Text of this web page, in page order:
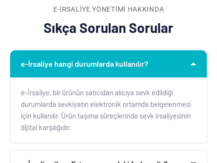
E-İRSALIYE YÖNETIMI HAKKINDA
Sıkça Sorulan Sorular
e-İrsaliye hangi durumlarda kullanılır?
e-İrsaliye, bir ürünün satıcıdan alıcıya sevk edildiği
durumlarda sevkiyatın elektronik ortamda belgelenmesi
için kullanılır. Ürün taşıma süreçlerinde sevk irsaliyesinin
dijital karşılığıdır.